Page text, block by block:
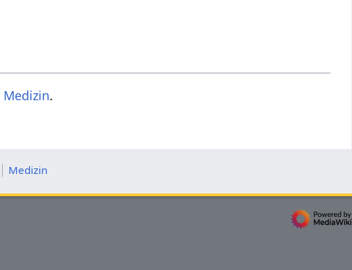
Medizin.
Medizin